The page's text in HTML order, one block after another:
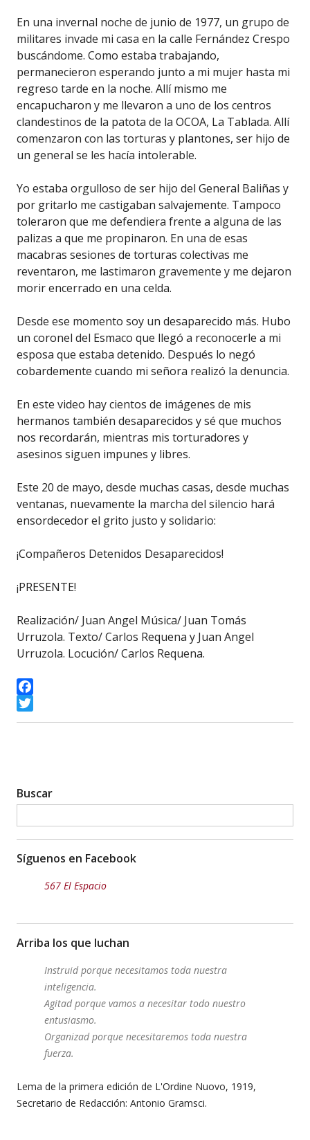
En una invernal noche de junio de 1977, un grupo de
militares invade mi casa en la calle Fernández Crespo
buscándome. Como estaba trabajando,
permanecieron esperando junto a mi mujer hasta mi
regreso tarde en la noche. Allí mismo me
encapucharon y me llevaron a uno de los centros
clandestinos de la patota de la OCOA, La Tablada. Allí
comenzaron con las torturas y plantones, ser hijo de
un general se les hacía intolerable.
Yo estaba orgulloso de ser hijo del General Baliñas y
por gritarlo me castigaban salvajemente. Tampoco
toleraron que me defendiera frente a alguna de las
palizas a que me propinaron. En una de esas
macabras sesiones de torturas colectivas me
reventaron, me lastimaron gravemente y me dejaron
morir encerrado en una celda.
Desde ese momento soy un desaparecido más. Hubo
un coronel del Esmaco que llegó a reconocerle a mi
esposa que estaba detenido. Después lo negó
cobardemente cuando mi señora realizó la denuncia.
En este video hay cientos de imágenes de mis
hermanos también desaparecidos y sé que muchos
nos recordarán, mientras mis torturadores y
asesinos siguen impunes y libres.
Este 20 de mayo, desde muchas casas, desde muchas
ventanas, nuevamente la marcha del silencio hará
ensordecedor el grito justo y solidario:
¡Compañeros Detenidos Desaparecidos!
¡PRESENTE!
Realización/ Juan Angel Música/ Juan Tomás
Urruzola. Texto/ Carlos Requena y Juan Angel
Urruzola. Locución/ Carlos Requena.
Facebook
Twitter
Buscar
Síguenos en Facebook
567 El Espacio
Arriba los que luchan
Instruid porque necesitamos toda nuestra
inteligencia.
Agitad porque vamos a necesitar todo nuestro
entusiasmo.
Organizad porque necesitaremos toda nuestra
fuerza.
Lema de la primera edición de L'Ordine Nuovo, 1919,
Secretario de Redacción: Antonio Gramsci.